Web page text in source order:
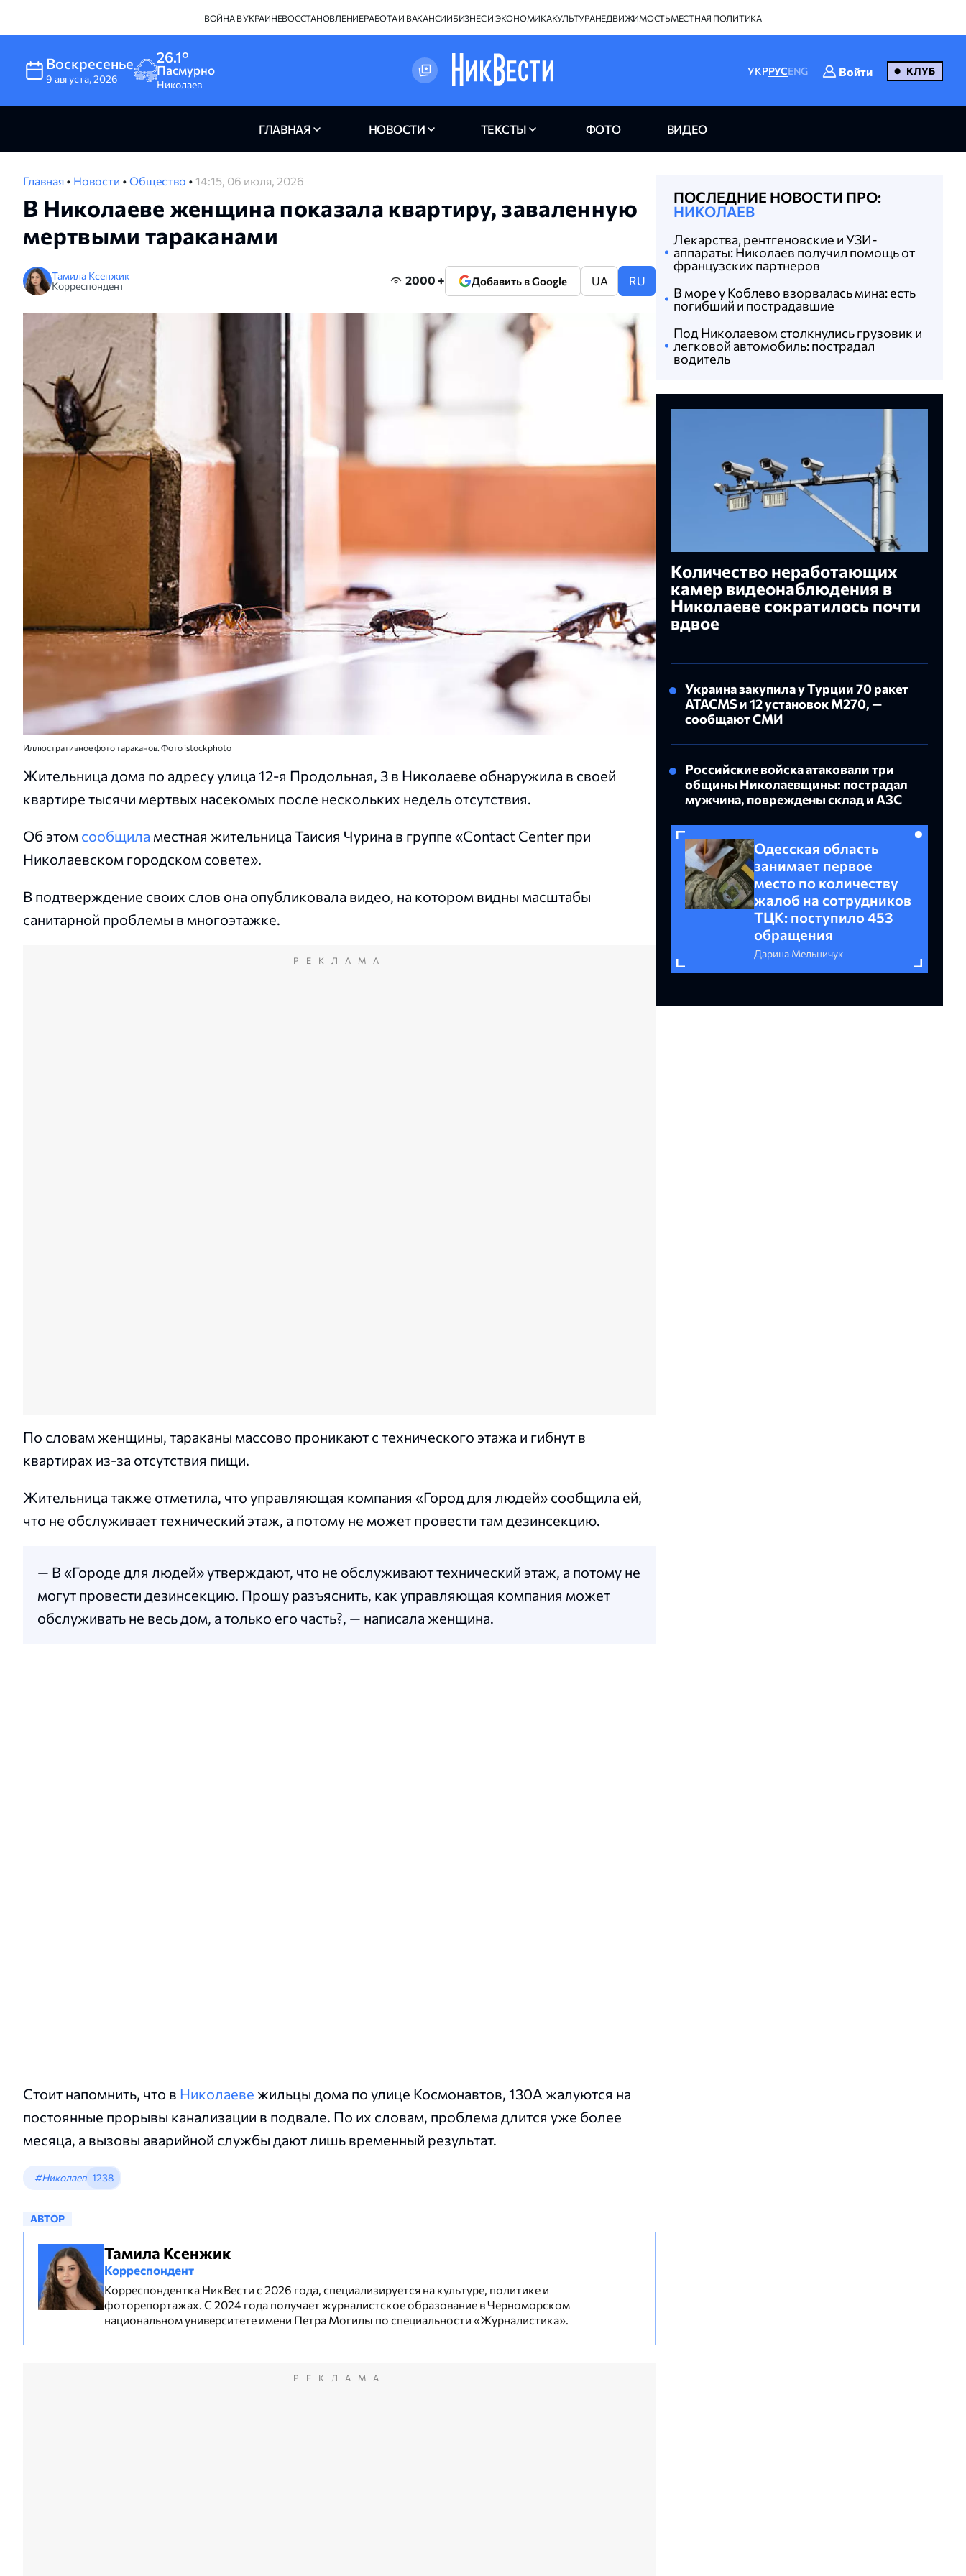
ВОЙНА В УКРАИНЕВОССТАНОВЛЕНИЕРАБОТА И ВАКАНСИИБИЗНЕС И ЭКОНОМИКАКУЛЬТУРАНЕДВИЖИМОСТЬМЕСТНАЯ ПОЛИТИКА
Воскресенье
9 августа,2026
26.1°
Пасмурно
Николаев
УКРРУСENG Войти КЛУБ
ГЛАВНАЯ НОВОСТИ ТЕКСТЫ ФОТО ВИДЕО
Главная • Новости • Общество • 14:15, 06 июля, 2026
В Николаеве женщина показала квартиру, заваленную
мертвыми тараканами
Тамила Ксенжик
Корреспондент
2000 + Добавить в Google UA RU
Иллюстративное фото тараканов. Фото istockphoto
Жительница дома по адресу улица 12-я Продольная, 3 в Николаеве обнаружила в своей
квартире тысячи мертвых насекомых после нескольких недель отсутствия.
Об этом сообщила местная жительница Таисия Чурина в группе «Contact Center при
Николаевском городском совете».
В подтверждение своих слов она опубликовала видео, на котором видны масштабы
санитарной проблемы в многоэтажке.
РЕКЛАМА
По словам женщины, тараканы массово проникают с технического этажа и гибнут в
квартирах из-за отсутствия пищи.
Жительница также отметила, что управляющая компания «Город для людей» сообщила ей,
что не обслуживает технический этаж, а потому не может провести там дезинсекцию.
— В «Городе для людей» утверждают, что не обслуживают технический этаж, а потому не
могут провести дезинсекцию. Прошу разъяснить, как управляющая компания может
обслуживать не весь дом, а только его часть?, — написала женщина.
Стоит напомнить, что в Николаеве жильцы дома по улице Космонавтов, 130А жалуются на
постоянные прорывы канализации в подвале. По их словам, проблема длится уже более
месяца, а вызовы аварийной службы дают лишь временный результат.
#Николаев 1238
АВТОР
Тамила Ксенжик
Корреспондент
Корреспондентка НикВести с 2026 года, специализируется на культуре, политике и
фоторепортажах. С 2024 года получает журналистское образование в Черноморском
национальном университете имени Петра Могилы по специальности «Журналистика».
РЕКЛАМА
ПОСЛЕДНИЕ НОВОСТИ ПРО:
НИКОЛАЕВ
Лекарства, рентгеновские и УЗИ-
аппараты: Николаев получил помощь от
французских партнеров
В море у Коблево взорвалась мина: есть
погибший и пострадавшие
Под Николаевом столкнулись грузовик и
легковой автомобиль: пострадал
водитель
Количество неработающих
камер видеонаблюдения в
Николаеве сократилось почти
вдвое
Украина закупила у Турции 70 ракет
ATACMS и 12 установок M270, —
сообщают СМИ
Российские войска атаковали три
общины Николаевщины: пострадал
мужчина, повреждены склад и АЗС
Одесская область
занимает первое
место по количеству
жалоб на сотрудников
ТЦК: поступило 453
обращения
Дарина Мельничук